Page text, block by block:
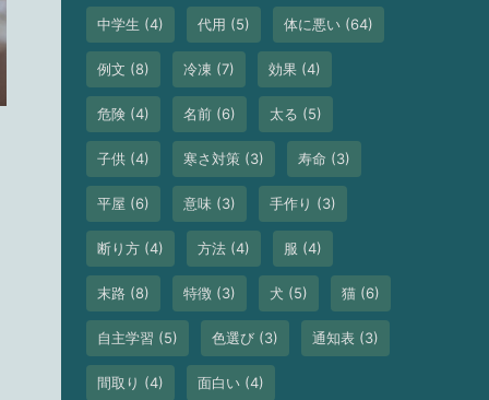
中学生 (4) 代用 (5) 体に悪い (64)
例文 (8) 冷凍 (7) 効果 (4)
危険 (4) 名前 (6) 太る (5)
子供 (4) 寒さ対策 (3) 寿命 (3)
平屋 (6) 意味 (3) 手作り (3)
断り方 (4) 方法 (4) 服 (4)
末路 (8) 特徴 (3) 犬 (5) 猫 (6)
自主学習 (5) 色選び (3) 通知表 (3)
間取り (4) 面白い (4)